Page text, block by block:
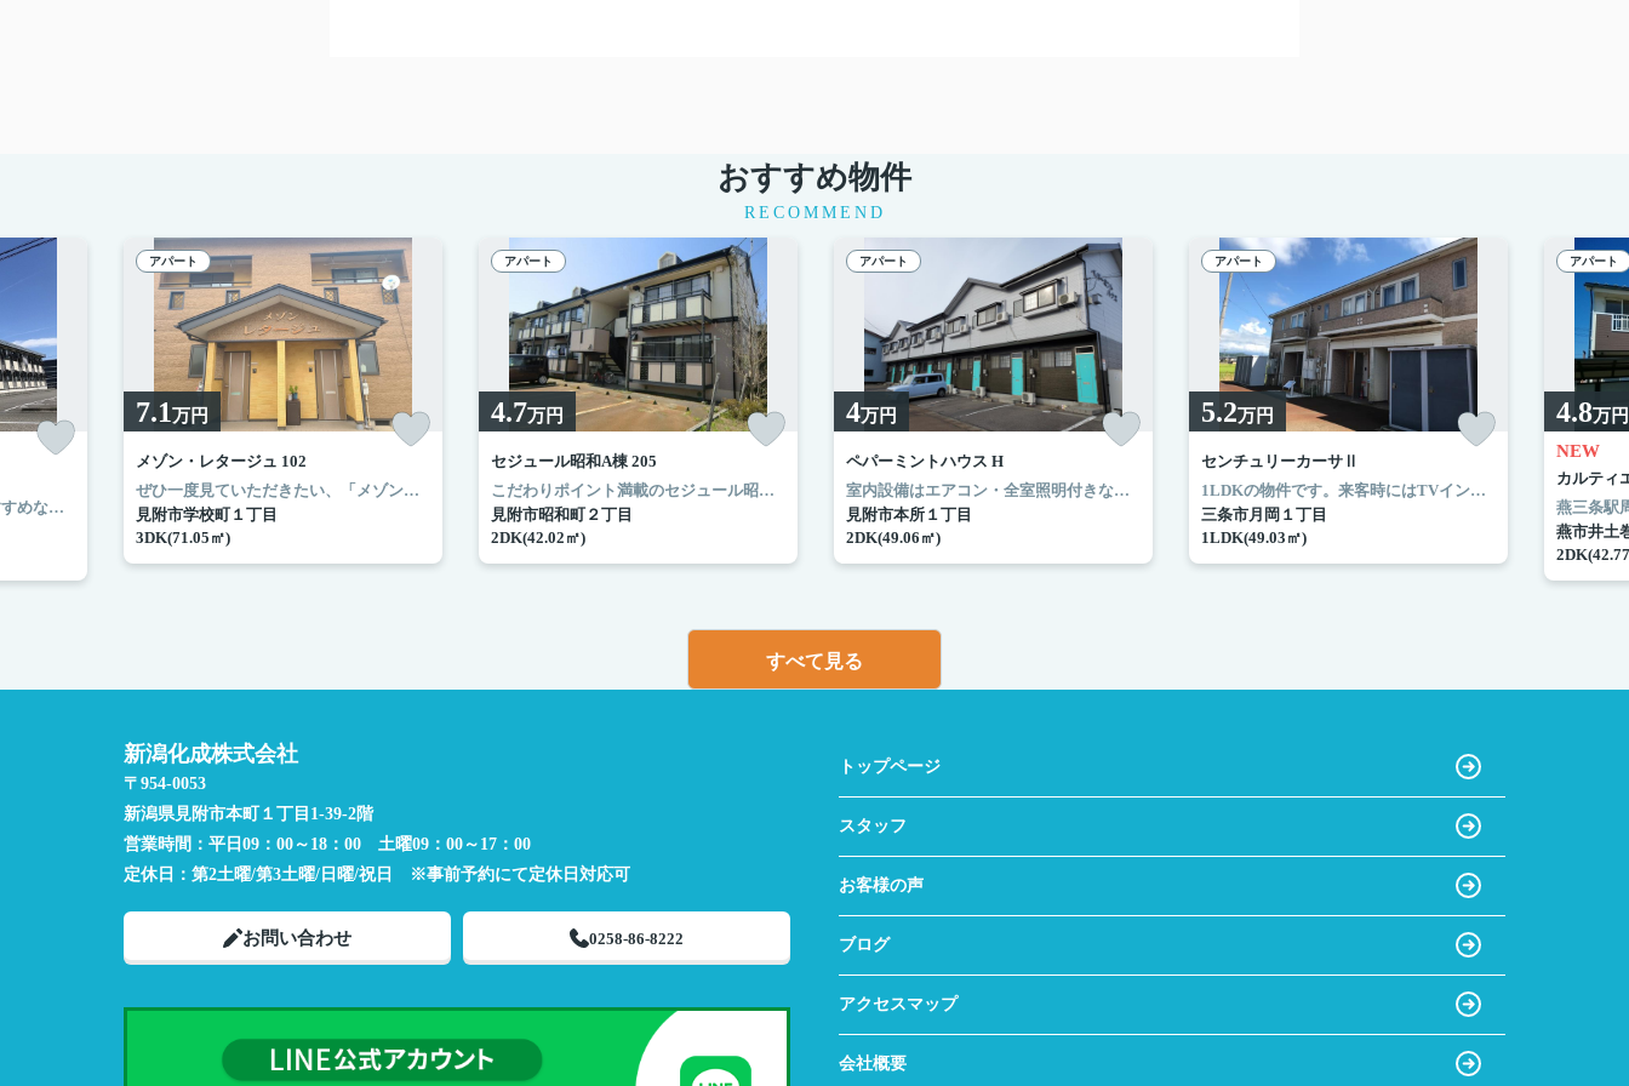
おすすめ物件
RECOMMEND
今引っ越しをお考えの方におすすめなのが、こちらのアパートです。浴室乾燥機が付いているので、梅雨や花粉などで洗濯物を外干しできない時期でも部屋干しをしなくて済みます。お住まいをお探しなら、5.3万円の物件はいかがでしょうか。暮らしに役立つパソコンが使える物件、ネット回線繋がってます。住まいを探すにあたって、燕市へお引っ越しを検討しているのであれば、新潟化成株式会社にお任せください。
アパート
7.1万円
メゾン・レタージュ 102
ぜひ一度見ていただきたい、「メゾン・レタージュ」です。見附市立病院まで313mです。内装に統一感が出る、全居室フローリングのアパートです。価格7.1万円ながら充実した設備のこちらの物件は、多くの方におすすめです。当社では信越本線見附周辺の賃貸情報を数多く取り扱っております。引っ越しを検討しているなら、お気軽にご連絡ください。
見附市学校町１丁目
3DK(71.05㎡)
アパート
4.7万円
セジュール昭和A棟 205
こだわりポイント満載のセジュール昭和A棟。最寄りの役所は見附市役所(徒歩2分)です。趣のある和室でゆとりある日々をおくりませんか。クローゼット付きのアパートです。見附市の住まい探しを応援する新潟化成株式会社。多くの方に支持される地元の不動産会社として実績を重ねてきました、住まい探しのことなら是非当社にお任せ下さい。
見附市昭和町２丁目
2DK(42.02㎡)
アパート
4万円
ペパーミントハウス H
室内設備はエアコン・全室照明付きなどが揃っているので、快適に過ごしやすいお部屋になります。こちらのお部屋で新しい生活を始めてみませんか。緑豊かな住宅地でアパートを探してみてはいかがですか。設備も充実していて住みやすい、魅力が詰まったアパートです。見附市での住まい探しならお任せください。新潟化成株式会社は地域の不動産会社として、あらゆる条件にお応えできるよう努めています。
見附市本所１丁目
2DK(49.06㎡)
アパート
5.2万円
センチュリーカーサⅡ
1LDKの物件です。来客時にはTVインターホンを使用して訪問者の顔を確認することができます。収納は床下収納・トランクルームなどが備え付けられているので、衣類や日用品の収納に重宝します。こちらは1ヶ月の家賃が5.2万円のお部屋です。ネット回線がある物件です。長年、地元で地域の住まいをご提供してきた新潟化成株式会社は、三条前の不動産情報を豊富に取り揃え、お待ちしております。
三条市月岡１丁目
1LDK(49.03㎡)
アパート
4.8万円
NEW
カルティ
燕市井土
すべて見る
新潟化成株式会社
〒954-0053
新潟県見附市本町１丁目1-39-2階
営業時間： 平日09：00～18：00 土曜09：00～17：00
定休日： 第2土曜/第3土曜/日曜/祝日 ※事前予約にて定休日対応可
お問い合わせ 0258-86-8222
トップページ
スタッフ
お客様の声
ブログ
アクセスマップ
会社概要